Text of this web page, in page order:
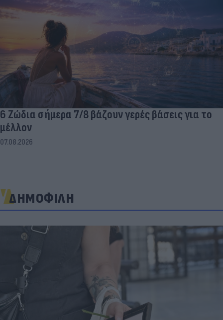
6 Ζώδια σήμερα 7/8 βάζουν γερές βάσεις για το
μέλλον
07.08.2026
ΔΗΜΟΦΙΛΗ